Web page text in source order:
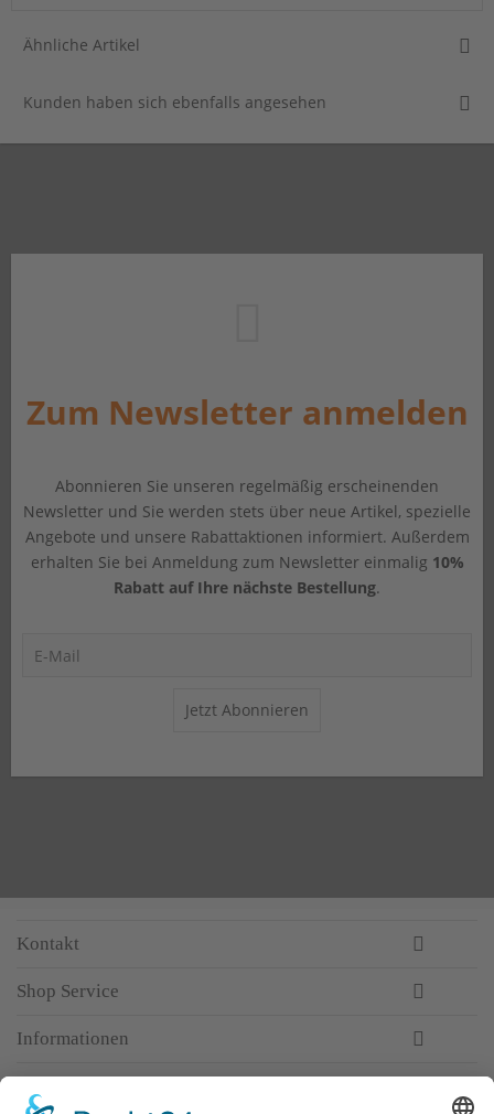
Ähnliche Artikel
Kunden haben sich ebenfalls angesehen
Zum Newsletter anmelden
Abonnieren Sie unseren regelmäßig erscheinenden
Newsletter und Sie werden stets über neue Artikel, spezielle
Angebote und unsere Rabattaktionen informiert. Außerdem
erhalten Sie bei Anmeldung zum Newsletter einmalig 10%
Rabatt auf Ihre nächste Bestellung.
Jetzt Abonnieren
Kontakt
Shop Service
Informationen